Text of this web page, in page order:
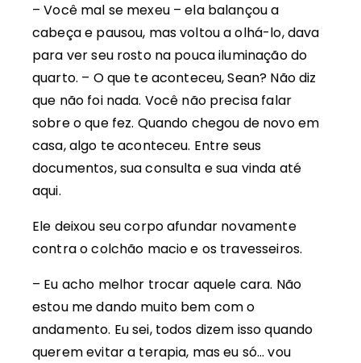
– Você mal se mexeu – ela balançou a
cabeça e pausou, mas voltou a olhá-lo, dava
para ver seu rosto na pouca iluminação do
quarto. – O que te aconteceu, Sean? Não diz
que não foi nada. Você não precisa falar
sobre o que fez. Quando chegou de novo em
casa, algo te aconteceu. Entre seus
documentos, sua consulta e sua vinda até
aqui.
Ele deixou seu corpo afundar novamente
contra o colchão macio e os travesseiros.
– Eu acho melhor trocar aquele cara. Não
estou me dando muito bem com o
andamento. Eu sei, todos dizem isso quando
querem evitar a terapia, mas eu só… vou